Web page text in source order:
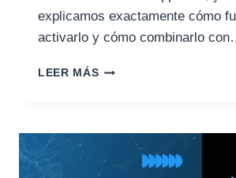
explicamos exactamente cómo
activarlo y cómo combinarlo
LEER MÁSCÓMO
FANTASMA
EN
WHATSAPP